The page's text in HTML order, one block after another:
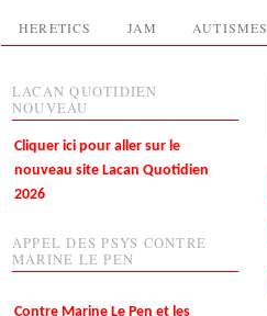
HERETICS JAM AUTISMES
LACAN QUOTIDIEN
NOUVEAU
Cliquer ici pour aller sur le
nouveau site Lacan Quotidien
2026
APPEL DES PSYS CONTRE
MARINE LE PEN
Contre Marine Le Pen et les